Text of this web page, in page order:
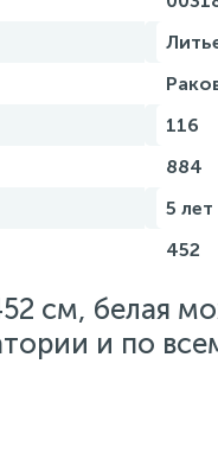
116
884
5 лет
452
см, белая
и по